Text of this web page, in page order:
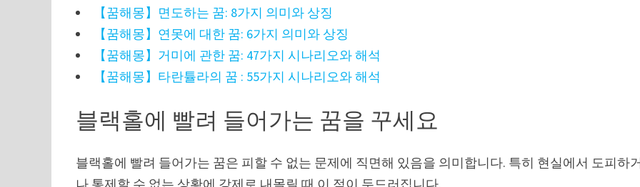
【꿈해몽】면도하는 꿈: 8가지 의미와 상징
【꿈해몽】연못에 대한 꿈: 6가지 의미와 상징
【꿈해몽】거미에 관한 꿈: 47가지 시나리오와 해석
【꿈해몽】타란튤라의 꿈 : 55가지 시나리오와 해석
블랙홀에 빨려 들어가는 꿈을 꾸세요
블랙홀에 빨려 들어가는 꿈은 피할 수 없는 문제에 직면해 있음을 의미합니다. 특히 현실에서 도피하